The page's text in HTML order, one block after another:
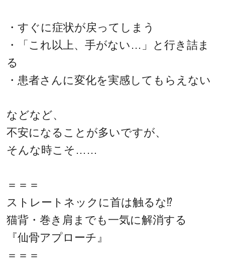
・すぐに症状が戻ってしまう
・「これ以上、手がない…」と行き詰ま
る
・患者さんに変化を実感してもらえない
などなど、
不安になることが多いですが、
そんな時こそ……
＝＝＝
ストレートネックに首は触るな⁉
猫背・巻き肩までも一気に解消する
『仙骨アプローチ』
＝＝＝